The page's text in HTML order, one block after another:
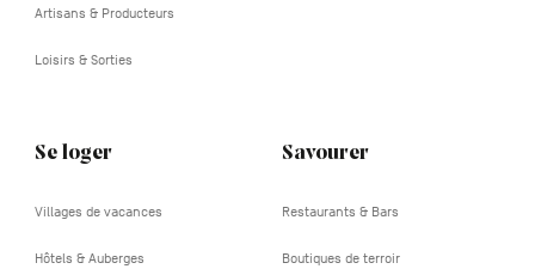
Artisans & Producteurs
Loisirs & Sorties
Se loger
Villages de vacances
Hôtels & Auberges
Savourer
Restaurants & Bars
Boutiques de terroir